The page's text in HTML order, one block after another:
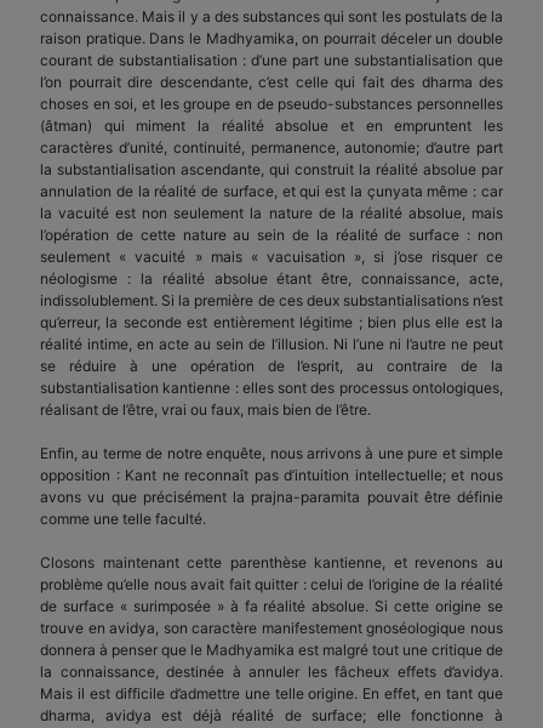
connaissance. Mais il y a des substances qui sont les postulats de la
raison pratique. Dans le Madhyamika, on pourrait déceler un double
courant de substantialisation : d’une part une substantialisation que
l’on pourrait dire descendante, c’est celle qui fait des dharma des
choses en soi, et les groupe en de pseudo-substances personnelles
(âtman) qui miment la réalité absolue et en empruntent les
caractères d’unité, continuité, permanence, autonomie; d’autre part
la substan­tialisation ascendante, qui construit la réalité absolue par
annulation de la réalité de surface, et qui est la çunyata même : car
la vacuité est non seulement la nature de la réalité absolue, mais
l’opération de cette nature au sein de la réalité de surface : non
seulement « vacuité » mais « vacuisation », si j’ose risquer ce
néologisme : la réalité absolue étant être, connaissance, acte,
indissolublement. Si la première de ces deux substantialisations n’est
qu’erreur, la seconde est entièrement légitime ; bien plus elle est la
réalité intime, en acte au sein de l’illusion. Ni l’une ni l’autre ne peut
se réduire à une opération de l’esprit, au contraire de la
substantialisation kantienne : elles sont des processus ontologiques,
réalisant de l’être, vrai ou faux, mais bien de l’être.
Enfin, au terme de notre enquête, nous arrivons à une pure et simple
opposition : Kant ne reconnaît pas d’intuition intellectuelle; et nous
avons vu que précisément la prajna-paramita pouvait être définie
comme une telle faculté.
Closons maintenant cette parenthèse kantienne, et revenons au
problème qu’elle nous avait fait quitter : celui de l’origine de la réalité
de surface « surimposée » à fa réalité absolue. Si cette origine se
trouve en avidya, son caractère manifestement gnoséologique nous
donnera à penser que le Madhyamika est malgré tout une critique de
la connaissance, destinée à annuler les fâcheux effets d’avidya.
Mais il est difficile d’admettre une telle origine. En effet, en tant que
dharma, avidya est déjà réalité de surface; elle fonctionne à